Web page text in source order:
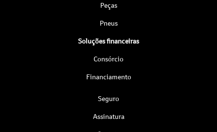
Peças
Pneus
Soluções financeiras
Consórcio
Financiamento
Seguro
Assinatura